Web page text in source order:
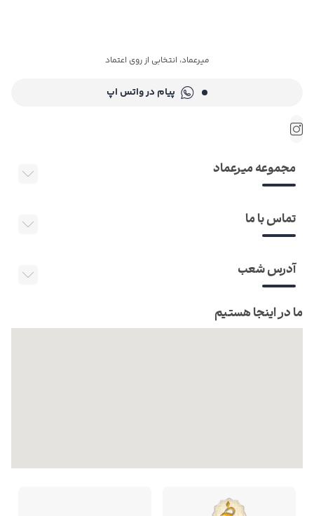
میرعماد، انتخابی از روی اعتماد
پیام در واتس اپ
مجموعه میرعماد
تماس با ما
آدرس شعب
ما در اینجا هستیم